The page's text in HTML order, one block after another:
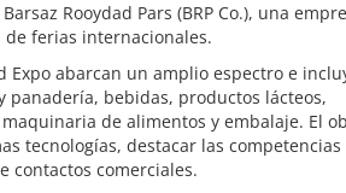
Rooydad Pars (BRP Co.), una
ferias internacionales.
Expo abarcan un amplio espectro e
bebidas, productos lácteos,
de alimentos y embalaje. El
tecnologías, destacar las competencias
contactos comerciales.